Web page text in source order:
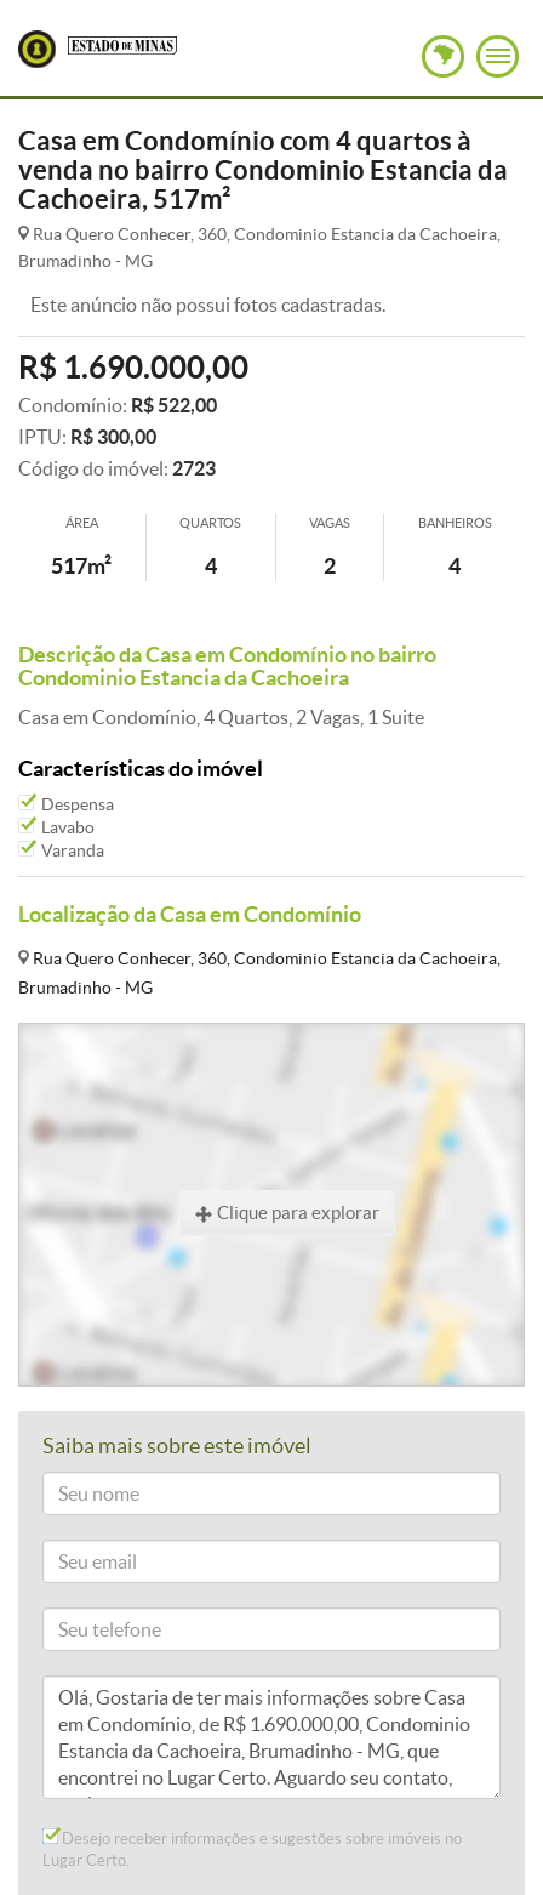
Casa em Condomínio com 4 quartos à
venda no bairro Condominio Estancia da
Cachoeira, 517m²
Rua Quero Conhecer, 360, Condominio Estancia da Cachoeira,
Brumadinho - MG
Este anúncio não possui fotos cadastradas.
R$ 1.690.000,00
Condomínio: R$ 522,00
IPTU: R$ 300,00
Código do imóvel: 2723
ÁREA
517m²
QUARTOS
4
VAGAS
2
BANHEIROS
4
Descrição da Casa em Condomínio no bairro
Condominio Estancia da Cachoeira
Casa em Condomínio, 4 Quartos, 2 Vagas, 1 Suite
Características do imóvel
Despensa
Lavabo
Varanda
Localização da Casa em Condomínio
Rua Quero Conhecer, 360, Condominio Estancia da Cachoeira,
Brumadinho - MG
Clique para explorar
Saiba mais sobre este imóvel
Desejo receber informações e sugestões sobre imóveis no
Lugar Certo.